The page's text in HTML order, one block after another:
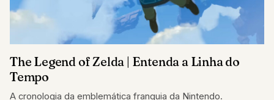
The Legend of Zelda | Entenda a Linha do
Tempo
A cronologia da emblemática franquia da Nintendo.